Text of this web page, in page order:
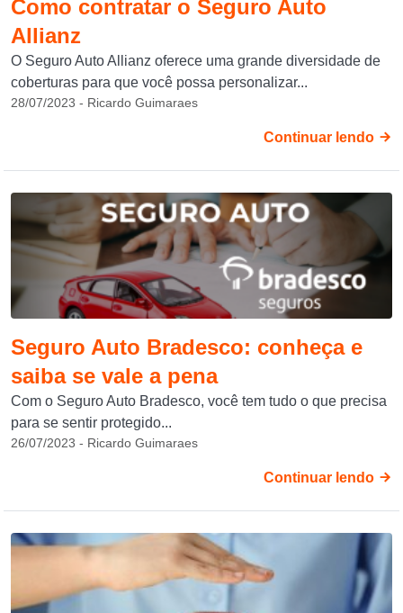
Como contratar o Seguro Auto
Allianz
O Seguro Auto Allianz oferece uma grande diversidade de
coberturas para que você possa personalizar...
28/07/2023 - Ricardo Guimaraes
Continuar lendo
Seguro Auto Bradesco: conheça e
saiba se vale a pena
Com o Seguro Auto Bradesco, você tem tudo o que precisa
para se sentir protegido...
26/07/2023 - Ricardo Guimaraes
Continuar lendo